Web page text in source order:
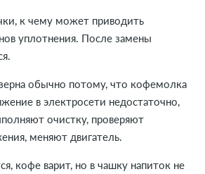
к чему может приводить
уплотнения. После замены
обычно потому, что кофемолка
в электросети недостаточно,
очистку, проверяют
меняют двигатель.
кофе варит, но в чашку напиток не